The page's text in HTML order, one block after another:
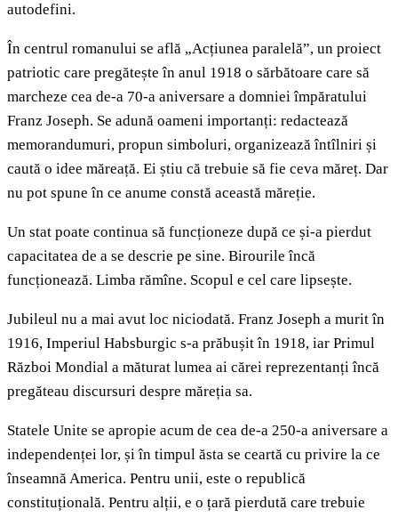
autodefini.
În centrul romanului se află „Acțiunea paralelă”, un proiect
patriotic care pregătește în anul 1918 o sărbătoare care să
marcheze cea de-a 70-a aniversare a domniei împăratului
Franz Joseph. Se adună oameni importanți: redactează
memorandumuri, propun simboluri, organizează întîlniri și
caută o idee măreață. Ei știu că trebuie să fie ceva măreț. Dar
nu pot spune în ce anume constă această măreție.
Un stat poate continua să funcționeze după ce și-a pierdut
capacitatea de a se descrie pe sine. Birourile încă
funcționează. Limba rămîne. Scopul e cel care lipsește.
Jubileul nu a mai avut loc niciodată. Franz Joseph a murit în
1916, Imperiul Habsburgic s-a prăbușit în 1918, iar Primul
Război Mondial a măturat lumea ai cărei reprezentanți încă
pregăteau discursuri despre măreția sa.
Statele Unite se apropie acum de cea de-a 250-a aniversare a
independenței lor, și în timpul ăsta se ceartă cu privire la ce
înseamnă America. Pentru unii, este o republică
constituțională. Pentru alții, e o țară pierdută care trebuie